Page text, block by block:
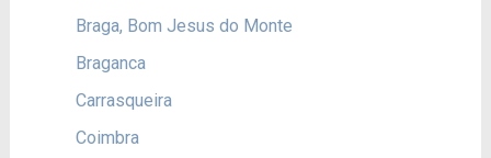
Braga, Bom Jesus do Monte
Braganca
Carrasqueira
Coimbra